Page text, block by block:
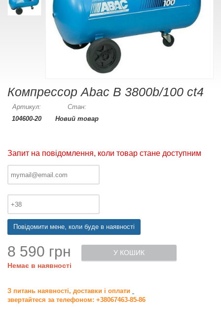
Компрессор Abac B 3800b/100 ct4
Артикул:
104600-20
Стан:
Новий товар
Запит на повідомлення, коли товар стане доступним
Повідомити мене, коли буде в наявності
8 590 грн
Немає в наявності
У КОШИК
З питань наявності, доставки і оплати
звертайтеся за телефоном: +38067463-85-86